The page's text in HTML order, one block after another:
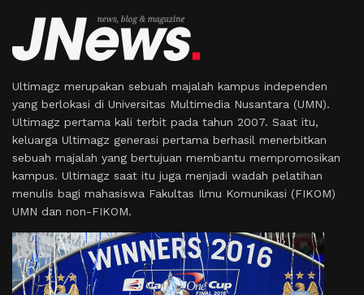
Ultimagz merupakan sebuah majalah kampus independen
yang berlokasi di Universitas Multimedia Nusantara (UMN).
Ultimagz pertama kali terbit pada tahun 2007. Saat itu,
keluarga Ultimagz generasi pertama berhasil menerbitkan
sebuah majalah yang bertujuan membantu mempromosikan
kampus. Ultimagz saat itu juga menjadi wadah pelatihan
menulis bagi mahasiswa Fakultas Ilmu Komunikasi (FIKOM)
UMN dan non-FIKOM.